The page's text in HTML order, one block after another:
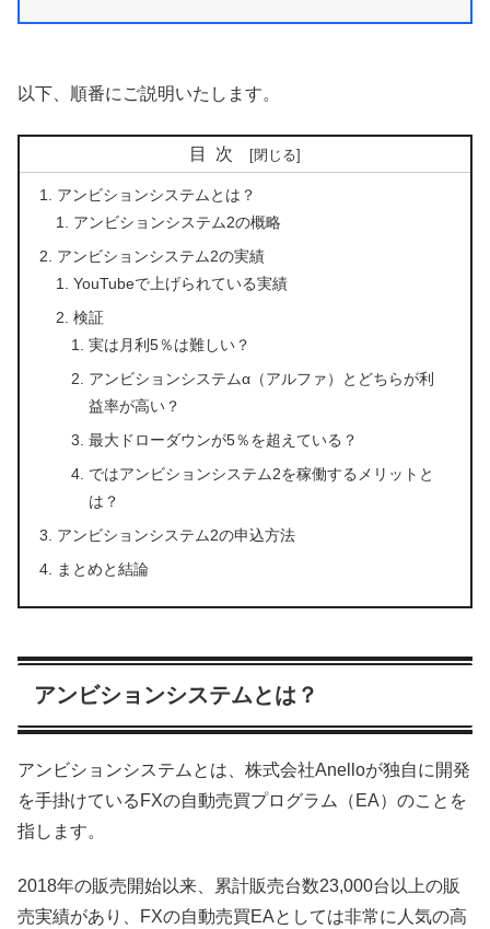
以下、順番にご説明いたします。
目次
アンビションシステムとは？
アンビションシステム2の概略
アンビションシステム2の実績
YouTubeで上げられている実績
検証
実は月利5％は難しい？
アンビションシステムα（アルファ）とどちらが利
益率が高い？
最大ドローダウンが5％を超えている？
ではアンビションシステム2を稼働するメリットと
は？
アンビションシステム2の申込方法
まとめと結論
アンビションシステムとは？
アンビションシステムとは、株式会社Anelloが独自に開発
を手掛けているFXの自動売買プログラム（EA）のことを
指します。
2018年の販売開始以来、累計販売台数23,000台以上の販
売実績があり、FXの自動売買EAとしては非常に人気の高